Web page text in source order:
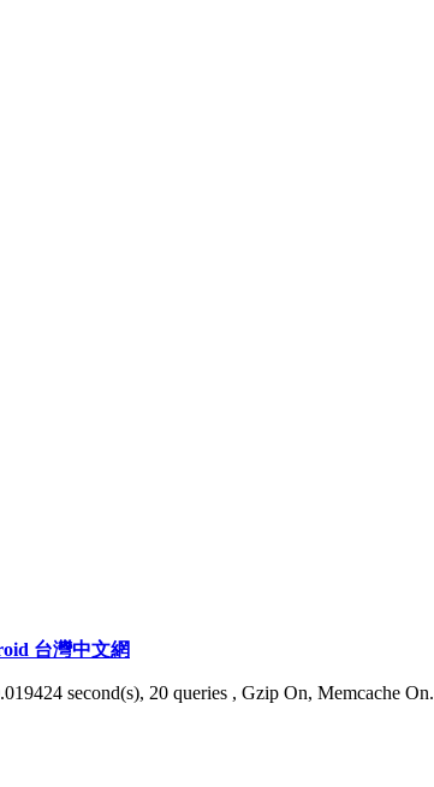
台灣中文網
second(s), 20 queries , Gzip On, Memcache On.